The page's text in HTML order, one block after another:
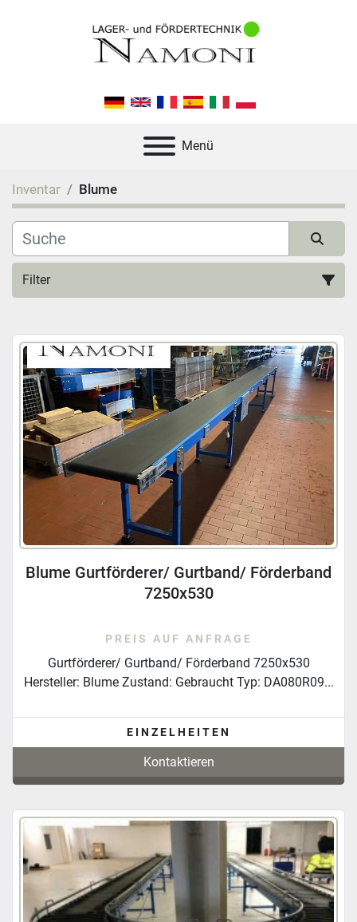
Menü
Inventar Blume
Filter
Sortieren nach
Blume Gurtförderer/ Gurtband/ Förderband
7250x530
PREIS AUF ANFRAGE
Gurtförderer/ Gurtband/ Förderband 7250x530
Hersteller: Blume Zustand: Gebraucht Typ: DA080R09...
EINZELHEITEN
Kontaktieren